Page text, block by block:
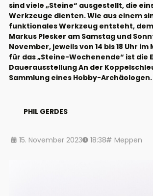
sind viele „Steine“ ausgestellt, die
Werkzeuge dienten. Wie aus einem
funktionales Werkzeug entsteht,
Markus Plesker am Samstag und
November, jeweils von 14 bis 18 Uhr im
für das „Steine-Wochenende“ ist die
Dauerausstellung An der
Sammlung eines Hobby-Archäologen.
PHIL GERDES
15. November 2023 18:38 Meppen